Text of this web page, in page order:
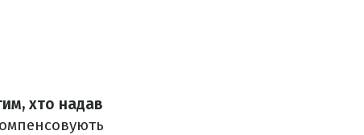
хто надав